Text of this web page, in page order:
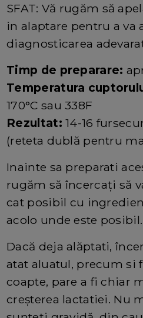
SFAT: Vă rugăm să
in alaptare pentru a va
diagnosticarea
Timp de preparare:
Temperatura
170°C sau 338F
Rezultat:14-16
(reteta dublă pentru
Inainte sa preparati
rugăm să încercați să
cat posibil cu
acolo unde este posibil.
Dacă deja alăptati,
atat aluatul, precum si
coapte, pare a fi chiar
creșterea lactatiei. Nu